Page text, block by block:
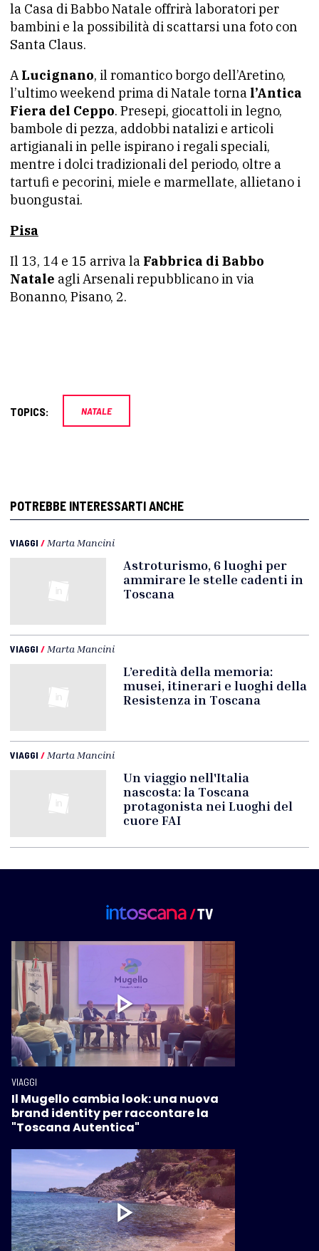
la Casa di Babbo Natale offrirà laboratori per
bambini e la possibilità di scattarsi una foto con
Santa Claus.
A Lucignano, il romantico borgo dell’Aretino,
l’ultimo weekend prima di Natale torna l’Antica
Fiera del Ceppo. Presepi, giocattoli in legno,
bambole di pezza, addobbi natalizi e articoli
artigianali in pelle ispirano i regali speciali,
mentre i dolci tradizionali del periodo, oltre a
tartufi e pecorini, miele e marmellate, allietano i
buongustai.
Pisa
Il 13, 14 e 15 arriva la Fabbrica di Babbo
Natale agli Arsenali repubblicano in via
Bonanno, Pisano, 2.
TOPICS: NATALE
POTREBBE INTERESSARTI ANCHE
VIAGGI / Marta Mancini
Astroturismo, 6 luoghi per
ammirare le stelle cadenti in
Toscana
VIAGGI / Marta Mancini
L’eredità della memoria:
musei, itinerari e luoghi della
Resistenza in Toscana
VIAGGI / Marta Mancini
Un viaggio nell'Italia
nascosta: la Toscana
protagonista nei Luoghi del
cuore FAI
VIAGGI
Il Mugello cambia look: una nuova
brand identity per raccontare la
"Toscana Autentica"